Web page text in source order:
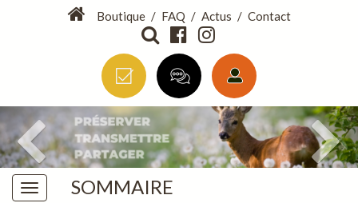
Boutique / FAQ / Actus / Contact
SOMMAIRE